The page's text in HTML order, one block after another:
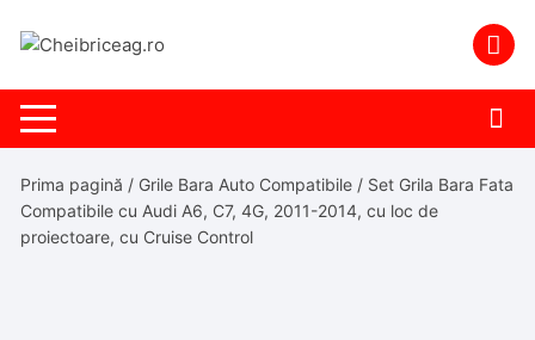
Prima pagină / Grile Bara Auto Compatibile / Set Grila Bara Fata
Compatibile cu Audi A6, C7, 4G, 2011-2014, cu loc de
proiectoare, cu Cruise Control